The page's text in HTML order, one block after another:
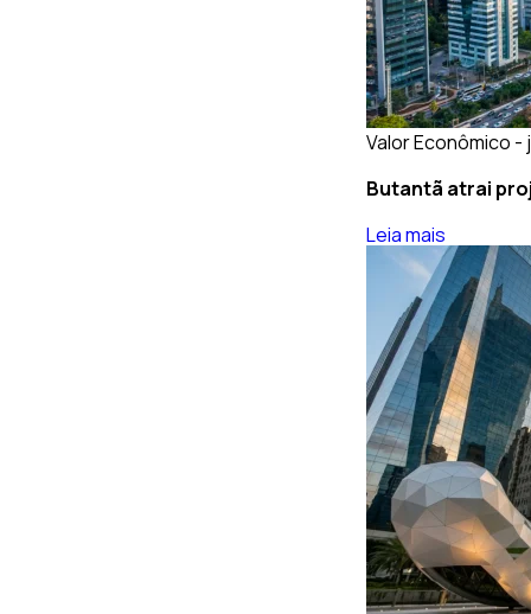
Valor Econômico -
Butantã atrai
Leia mais